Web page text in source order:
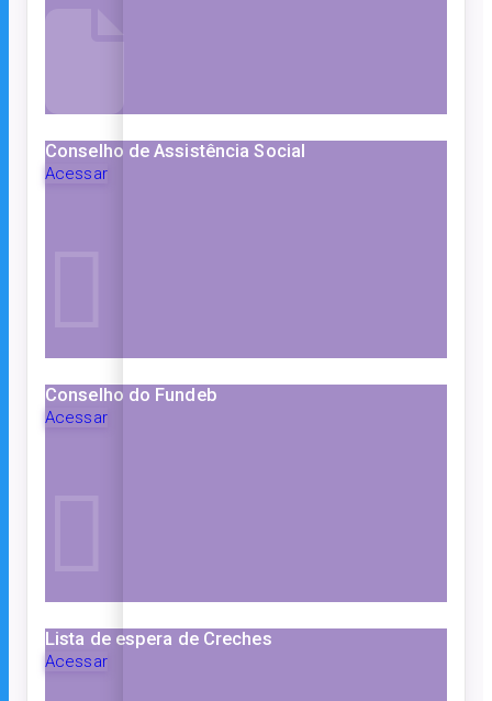
Conselho de Assistência Social
Acessar
Conselho do Fundeb
Acessar
Lista de espera de Creches
Acessar